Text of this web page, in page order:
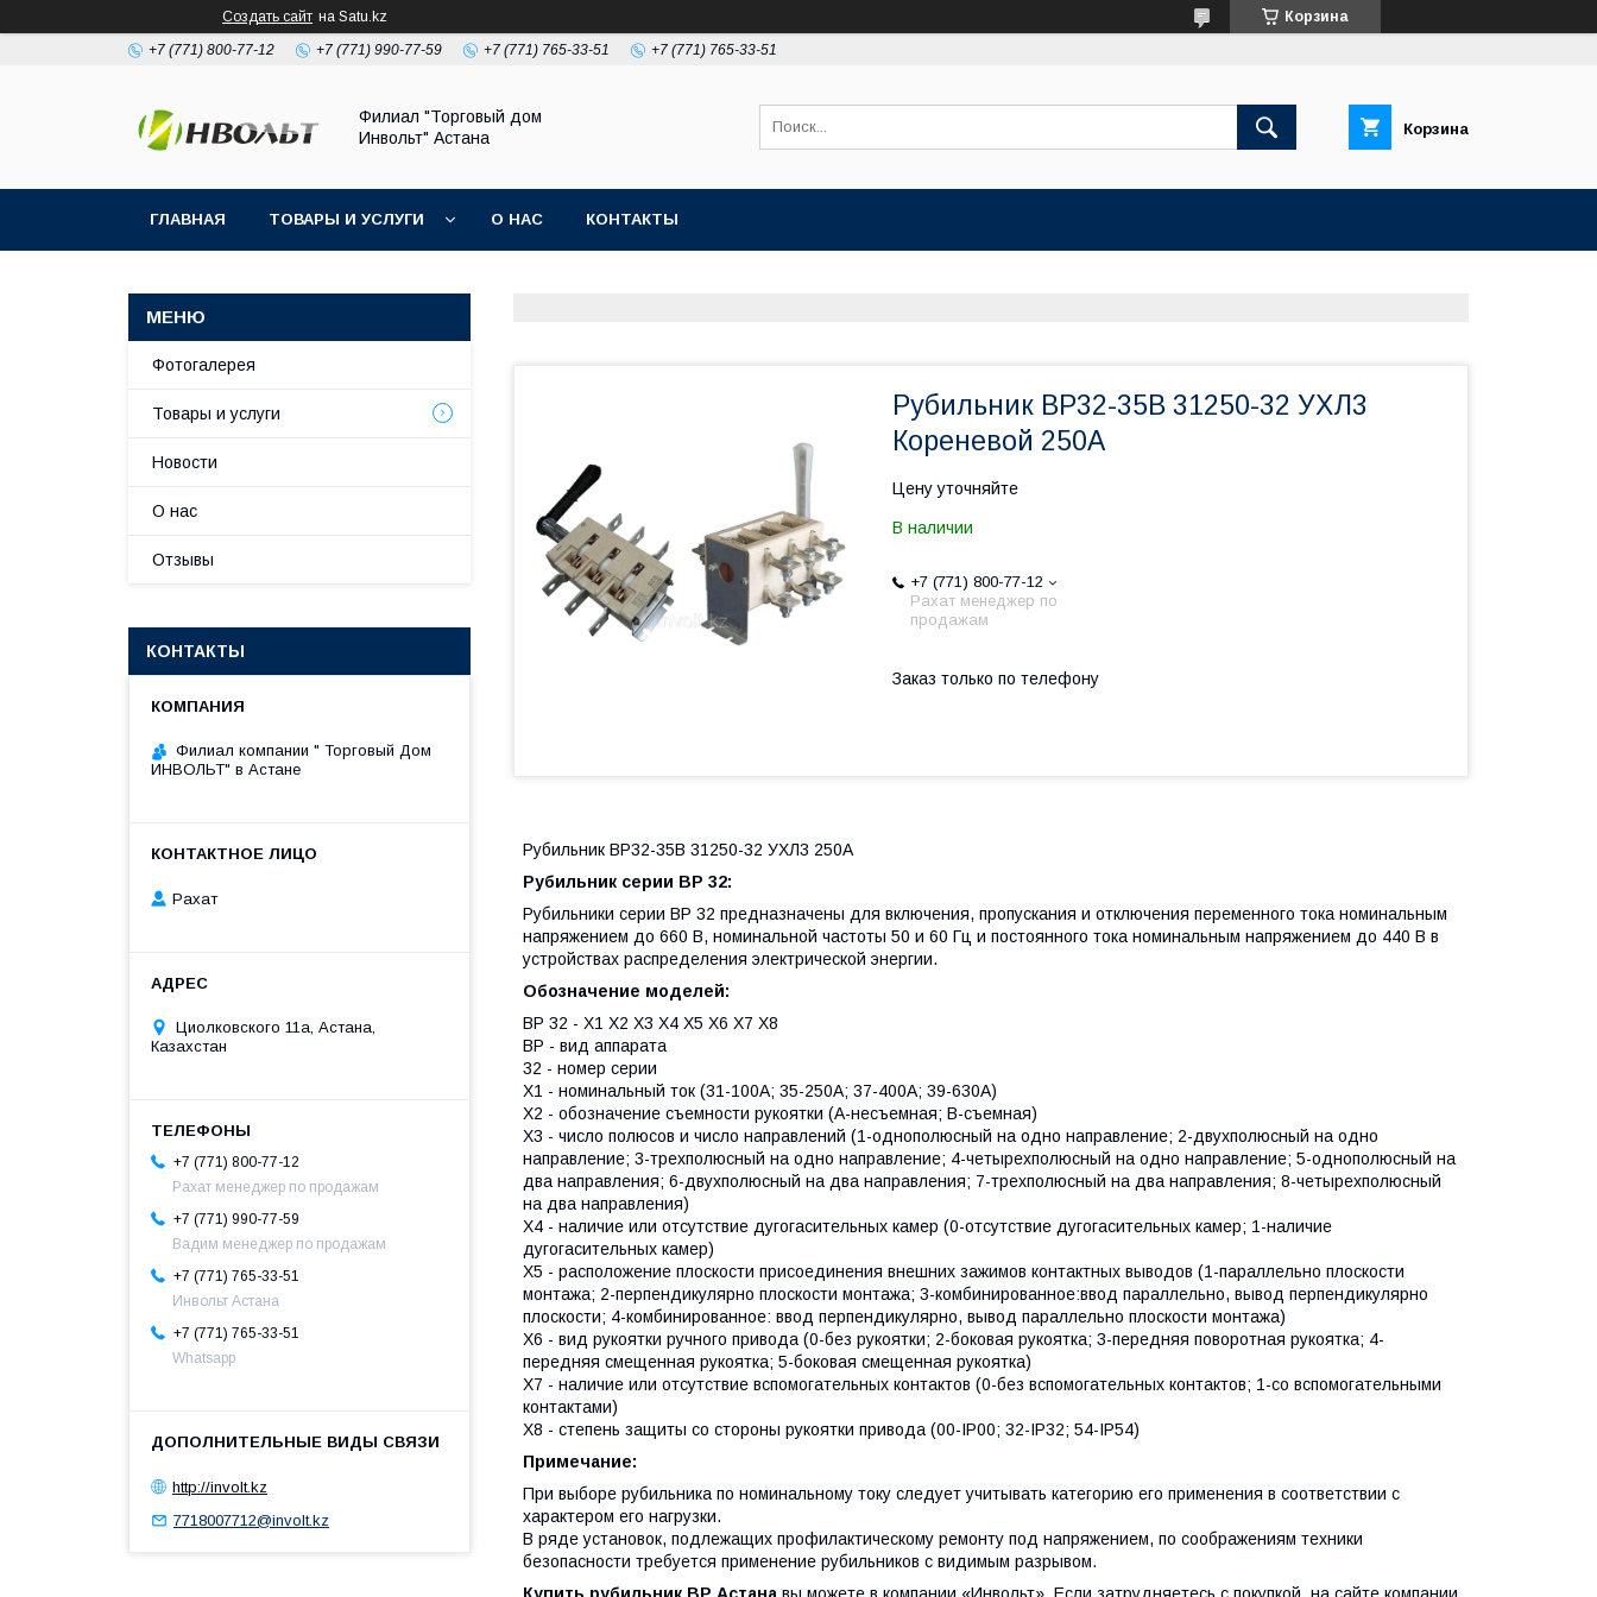
Создать сайт на Satu.kz Корзина
+7 (771) 800-77-12 +7 (771) 990-77-59 +7 (771) 765-33-51 +7 (771) 765-33-51
Филиал "Торговый дом
Инвольт" Астана
Корзина
ГЛАВНАЯ ТОВАРЫ И УСЛУГИ О НАС КОНТАКТЫ
Рубильник ВР32-35В 31250-32 УХЛ3
Кореневой 250А
Цену уточняйте
В наличии
+7 (771) 800-77-12
Рахат менеджер по
продажам
Заказ только по телефону
Рубильник ВР32-35В 31250-32 УХЛ3 250А
Рубильник серии ВР 32:
Рубильники серии ВР 32 предназначены для включения, пропускания и отключения переменного тока номинальным
напряжением до 660 В, номинальной частоты 50 и 60 Гц и постоянного тока номинальным напряжением до 440 В в
устройствах распределения электрической энергии.
Обозначение моделей:
ВР 32 - Х1 Х2 Х3 Х4 Х5 Х6 Х7 Х8
ВР - вид аппарата
32 - номер серии
Х1 - номинальный ток (31-100А; 35-250А; 37-400А; 39-630А)
Х2 - обозначение съемности рукоятки (А-несъемная; В-съемная)
Х3 - число полюсов и число направлений (1-однополюсный на одно направление; 2-двухполюсный на одно
направление; 3-трехполюсный на одно направление; 4-четырехполюсный на одно направление; 5-однополюсный на
два направления; 6-двухполюсный на два направления; 7-трехполюсный на два направления; 8-четырехполюсный
на два направления)
Х4 - наличие или отсутствие дугогасительных камер (0-отсутствие дугогасительных камер; 1-наличие
дугогасительных камер)
Х5 - расположение плоскости присоединения внешних зажимов контактных выводов (1-параллельно плоскости
монтажа; 2-перпендикулярно плоскости монтажа; 3-комбинированное:ввод параллельно, вывод перпендикулярно
плоскости; 4-комбинированное: ввод перпендикулярно, вывод параллельно плоскости монтажа)
Х6 - вид рукоятки ручного привода (0-без рукоятки; 2-боковая рукоятка; 3-передняя поворотная рукоятка; 4-
передняя смещенная рукоятка; 5-боковая смещенная рукоятка)
Х7 - наличие или отсутствие вспомогательных контактов (0-без вспомогательных контактов; 1-со вспомогательными
контактами)
Х8 - степень защиты со стороны рукоятки привода (00-IP00; 32-IP32; 54-IP54)
Примечание:
При выборе рубильника по номинальному току следует учитывать категорию его применения в соответствии с
характером его нагрузки.
В ряде установок, подлежащих профилактическому ремонту под напряжением, по соображениям техники
безопасности требуется применение рубильников с видимым разрывом.
Фотогалерея
Товары и услуги
Новости
О нас
Отзывы
КОНТАКТЫ
Филиал компании " Торговый Дом
ИНВОЛЬТ" в Астане
Рахат
Циолковского 11а, Астана,
Казахстан
+7 (771) 800-77-12
Рахат менеджер по продажам
+7 (771) 990-77-59
Вадим менеджер по продажам
+7 (771) 765-33-51
Инвольт Астана
+7 (771) 765-33-51
Whatsapp
http://involt.kz
7718007712@involt.kz